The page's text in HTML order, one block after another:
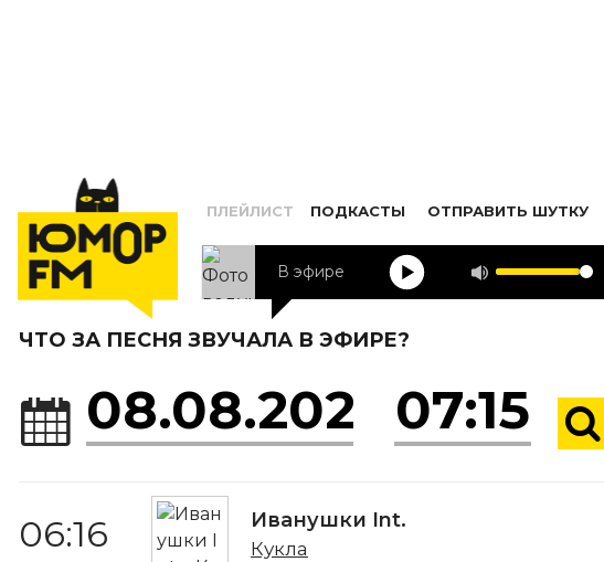
ПЛЕЙЛИСТ ПОДКАСТЫ ОТПРАВИТЬ ШУТКУ
В эфире
ЧТО ЗА ПЕСНЯ ЗВУЧАЛА В ЭФИРЕ?
06:16 Иванушки Int.
Кукла